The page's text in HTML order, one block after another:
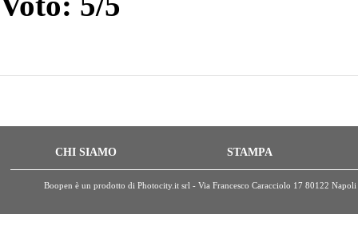
CHI SIAMO STAMPA
Boopen è un prodotto di Photocity.it srl - Via Francesco Caracciolo 17 80122